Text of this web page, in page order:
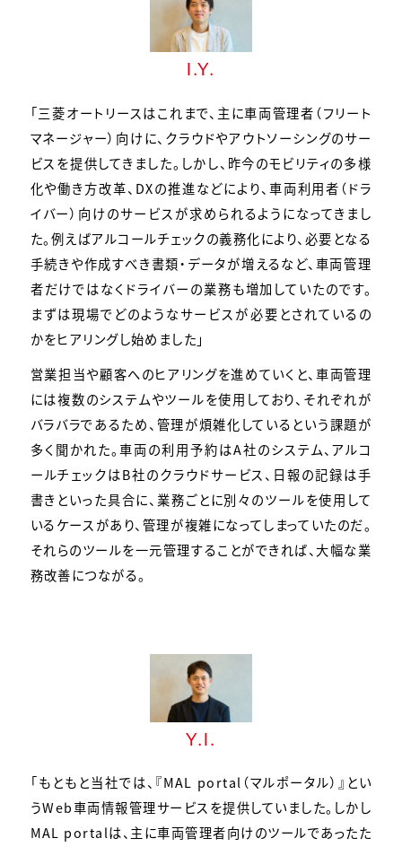
I.Y.
「三菱オートリースはこれまで、主に車両管理者（フリート
マネージャー）向けに、クラウドやアウトソーシングのサー
ビスを提供してきました。しかし、昨今のモビリティの多様
化や働き方改革、DXの推進などにより、車両利用者（ドラ
イバー）向けのサービスが求められるようになってきまし
た。例えばアルコールチェックの義務化により、必要となる
手続きや作成すべき書類・データが増えるなど、車両管理
者だけではなくドライバーの業務も増加していたのです。
まずは現場でどのようなサービスが必要とされているの
かをヒアリングし始めました」
営業担当や顧客へのヒアリングを進めていくと、車両管理
には複数のシステムやツールを使用しており、それぞれが
バラバラであるため、管理が煩雑化しているという課題が
多く聞かれた。車両の利用予約はA社のシステム、アルコ
ールチェックはB社のクラウドサービス、日報の記録は手
書きといった具合に、業務ごとに別々のツールを使用して
いるケースがあり、管理が複雑になってしまっていたのだ。
それらのツールを一元管理することができれば、大幅な業
務改善につながる。
Y.I.
「もともと当社では、『MAL portal（マルポータル）』とい
うWeb車両情報管理サービスを提供していました。しかし
MAL portalは、主に車両管理者向けのツールであったた